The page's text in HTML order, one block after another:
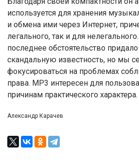
используется для хранения
и обмена ими через Интернет,
легального, так и для
последнее обстоятельство
скандальную известность, но мы
фокусироваться на проблемах
права. МР3 интересен для
причинам практического характера.
Александр Карачев